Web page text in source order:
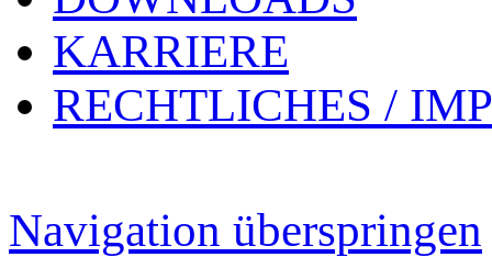
KARRIERE
RECHTLICHES /
Navigation überspringen